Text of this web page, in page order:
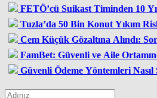
FETÖ’cü Suikast Timinden 10
Tuzla’da 50 Bin Konut Yıkım
Cem Küçük Gözaltına Alındı:
FamBet: Güvenli ve Aile
Güvenli Ödeme Yöntemleri Nasıl